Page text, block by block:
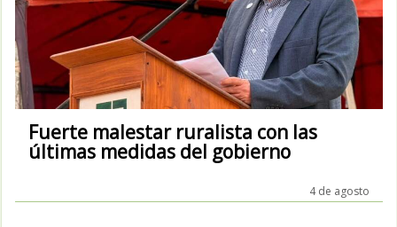
Fuerte malestar ruralista con las
últimas medidas del gobierno
4 de agosto